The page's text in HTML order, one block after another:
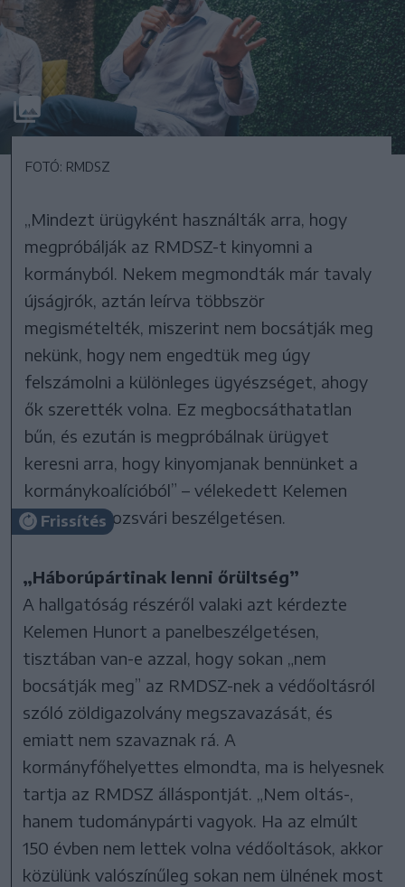
FOTÓ: RMDSZ
„Mindezt ürügyként használták arra, hogy
megpróbálják az RMDSZ-t kinyomni a
kormányból. Nekem megmondták már tavaly
újságjrók, aztán leírva többször
megismételték, miszerint nem bocsátják meg
nekünk, hogy nem engedtük meg úgy
felszámolni a különleges ügyészséget, ahogy
ők szerették volna. Ez megbocsáthatatlan
bűn, és ezután is megpróbálnak ürügyet
keresni arra, hogy kinyomjanak bennünket a
kormánykoalícióból” – vélekedett Kelemen
Hunor a kolozsvári beszélgetésen.
Frissítés
„Háborúpártinak lenni őrültség”
A hallgatóság részéről valaki azt kérdezte
Kelemen Hunort a panelbeszélgetésen,
tisztában van-e azzal, hogy sokan „nem
bocsátják meg” az RMDSZ-nek a védőoltásról
szóló zöldigazolvány megszavazását, és
emiatt nem szavaznak rá. A
kormányfőhelyettes elmondta, ma is helyesnek
tartja az RMDSZ álláspontját. „Nem oltás-,
hanem tudománypárti vagyok. Ha az elmúlt
150 évben nem lettek volna védőoltások, akkor
közülünk valószínűleg sokan nem ülnének most